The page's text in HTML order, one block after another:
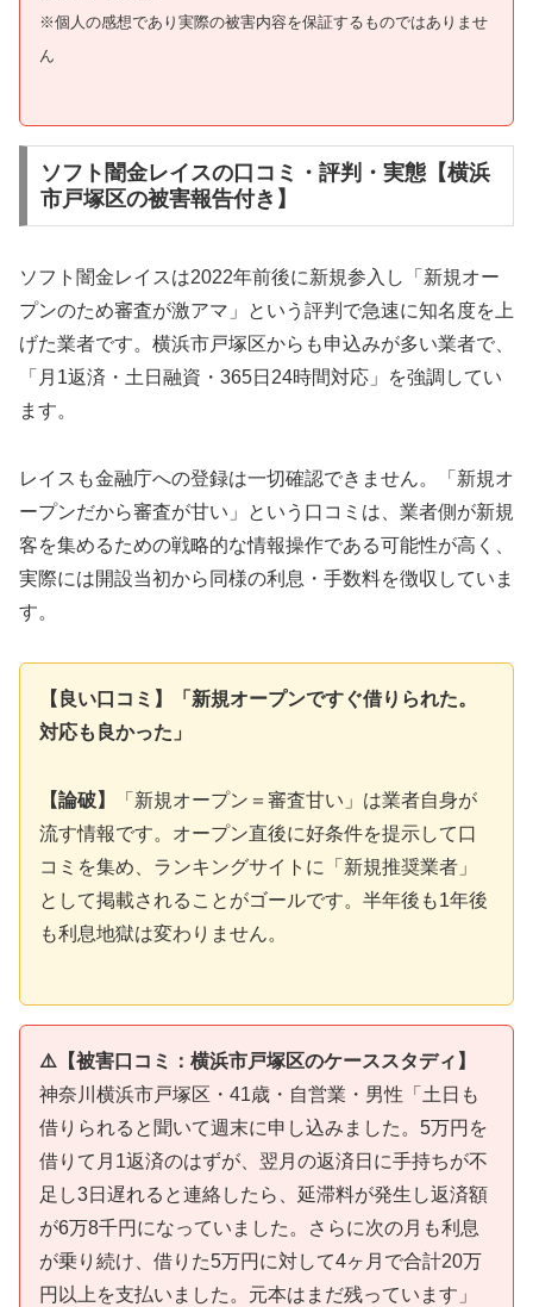
※個人の感想であり実際の被害内容を保証するものではありませ
ん
ソフト闇金レイスの口コミ・評判・実態【横浜
市戸塚区の被害報告付き】
ソフト闇金レイスは2022年前後に新規参入し「新規オー
プンのため審査が激アマ」という評判で急速に知名度を上
げた業者です。横浜市戸塚区からも申込みが多い業者で、
「月1返済・土日融資・365日24時間対応」を強調してい
ます。
レイスも金融庁への登録は一切確認できません。「新規オ
ープンだから審査が甘い」という口コミは、業者側が新規
客を集めるための戦略的な情報操作である可能性が高く、
実際には開設当初から同様の利息・手数料を徴収していま
す。
【良い口コミ】「新規オープンですぐ借りられた。
対応も良かった」
【論破】
「新規オープン＝審査甘い」は業者自身が
流す情報です。オープン直後に好条件を提示して口
コミを集め、ランキングサイトに「新規推奨業者」
として掲載されることがゴールです。半年後も1年後
も利息地獄は変わりません。
⚠️【被害口コミ：横浜市戸塚区のケーススタディ】
神奈川横浜市戸塚区・41歳・自営業・男性「土日も
借りられると聞いて週末に申し込みました。5万円を
借りて月1返済のはずが、翌月の返済日に手持ちが不
足し3日遅れると連絡したら、延滞料が発生し返済額
が6万8千円になっていました。さらに次の月も利息
が乗り続け、借りた5万円に対して4ヶ月で合計20万
円以上を支払いました。元本はまだ残っています」